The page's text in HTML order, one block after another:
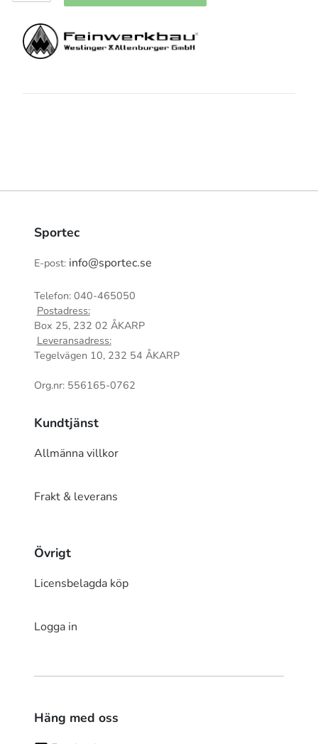
Sportec
E-post: info@sportec.se
Telefon: 040-465050
Postadress:
Box 25, 232 02 ÅKARP
Leveransadress:
Tegelvägen 10, 232 54 ÅKARP
Org.nr: 556165-0762
Kundtjänst
Allmänna villkor
Frakt & leverans
Övrigt
Licensbelagda köp
Logga in
Häng med oss